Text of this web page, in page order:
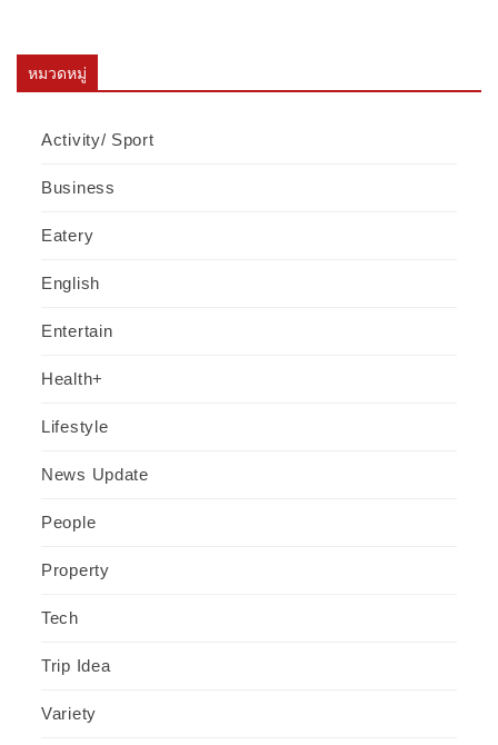
หมวดหมู่
Activity/ Sport
Business
Eatery
English
Entertain
Health+
Lifestyle
News Update
People
Property
Tech
Trip Idea
Variety